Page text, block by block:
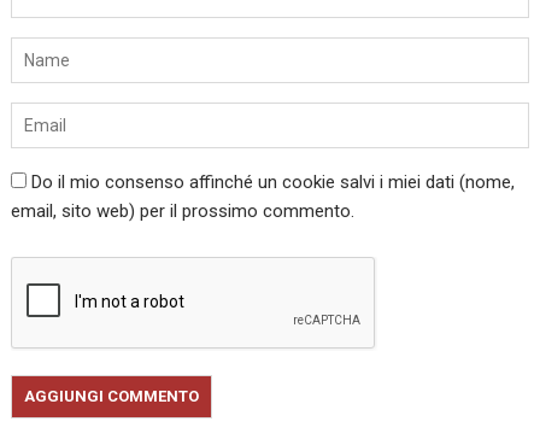
Do il mio consenso affinché un cookie salvi i miei dati (nome,
email, sito web) per il prossimo commento.